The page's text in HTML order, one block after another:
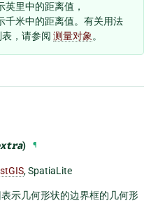
英里中的距离值，
千米中的距离值。有关用法
，请参阅 测量对象。
) ¶
, SpatiaLite
示几何形状的边界框的几何形